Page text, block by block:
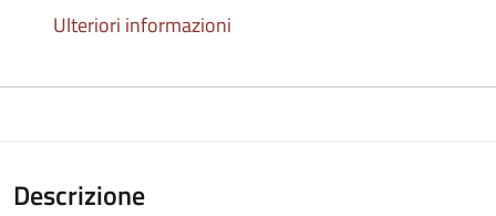
Ulteriori informazioni
Descrizione